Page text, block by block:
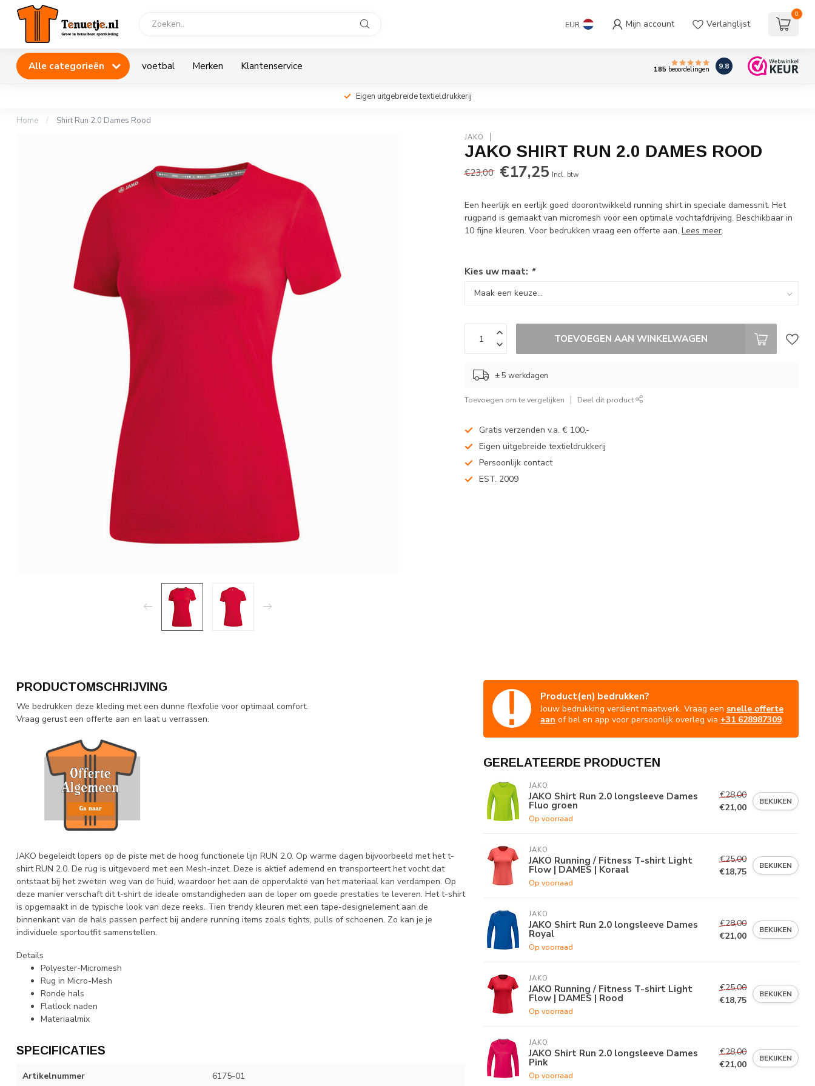
EUR Mijn account Verlanglijst
0
Alle categorieën voetbal Merken Klantenservice 185 beoordelingen 9.8
Eigen uitgebreide textieldrukkerij
Home / Shirt Run 2.0 Dames Rood
JAKO
JAKO SHIRT RUN 2.0 DAMES ROOD
€23,00 €17,25 Incl. btw
Een heerlijk en eerlijk goed doorontwikkeld running shirt in speciale damessnit. Het
rugpand is gemaakt van micromesh voor een optimale vochtafdrijving. Beschikbaar in
10 fijne kleuren. Voor bedrukken vraag een offerte aan.Lees meer.
Kies uw maat: *
TOEVOEGEN AAN WINKELWAGEN
± 5 werkdagen
Toevoegen om te vergelijken Deel dit product
Gratis verzenden v.a. € 100,-
Eigen uitgebreide textieldrukkerij
Persoonlijk contact
EST. 2009
PRODUCTOMSCHRIJVING
We bedrukken deze kleding met een dunne flexfolie voor optimaal comfort.
Vraag gerust een offerte aan en laat u verrassen.
JAKO begeleidt lopers op de piste met de hoog functionele lijn RUN 2.0. Op warme dagen bijvoorbeeld met het t-
shirt RUN 2.0. De rug is uitgevoerd met een Mesh-inzet. Deze is aktief ademend en transporteert het vocht dat
ontstaat bij het zweten weg van de huid, waardoor het aan de oppervlakte van het materiaal kan verdampen. Op
deze manier verschaft dit t-shirt de ideale omstandigheden aan de loper om goede prestaties te leveren. Het t-shirt
is opgemaakt in de typische look van deze reeks. Tien trendy kleuren met een tape-designelement aan de
binnenkant van de hals passen perfect bij andere running items zoals tights, pulls of schoenen. Zo kan je je
individuele sportoutfit samenstellen.
Details
Polyester-Micromesh
Rug in Micro-Mesh
Ronde hals
Flatlock naden
Materiaalmix
SPECIFICATIES
Artikelnummer 6175-01
Product(en) bedrukken?
Jouw bedrukking verdient maatwerk. Vraag een snelle offerte
aan of bel en app voor persoonlijk overleg via +31 628987309.
GERELATEERDE PRODUCTEN
JAKO
JAKO Shirt Run 2.0 longsleeve Dames
Fluo groen
Op voorraad
€28,00
€21,00
BEKIJKEN
JAKO
JAKO Running / Fitness T-shirt Light
Flow | DAMES | Koraal
Op voorraad
€25,00
€18,75
BEKIJKEN
JAKO
JAKO Shirt Run 2.0 longsleeve Dames
Royal
Op voorraad
€28,00
€21,00
BEKIJKEN
JAKO
JAKO Running / Fitness T-shirt Light
Flow | DAMES | Rood
Op voorraad
€25,00
€18,75
BEKIJKEN
JAKO
JAKO Shirt Run 2.0 longsleeve Dames
Pink
Op voorraad
€28,00
€21,00
BEKIJKEN